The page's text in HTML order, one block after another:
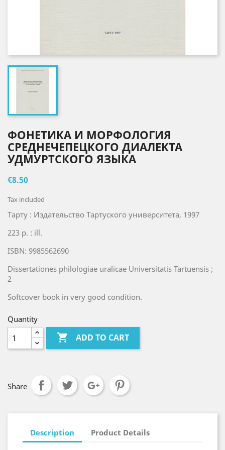
ФОНЕТИКА И МОРФОЛОГИЯ
СРЕДНЕЧЕПЕЦКОГО ДИАЛЕКТА
УДМУРТСКОГО ЯЗЫКА
€8.50
Tax included
Тарту : Издательство Тартуского университета, 1997
223 p. : ill.
ISBN: 9985562690
Dissertationes philologiae uralicae Universitatis Tartuensis ;
2
Softcover book in very good condition.
Quantity
 ADD TO CART
Share
Description Product Details